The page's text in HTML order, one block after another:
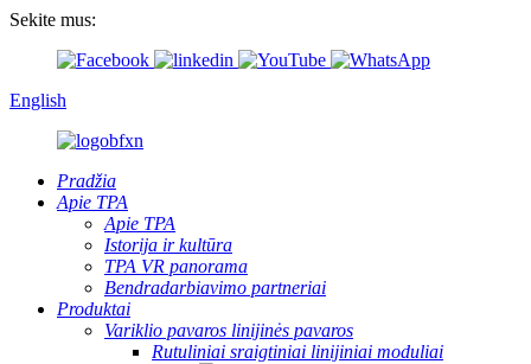
Sekite mus:
English
Pradžia
Apie TPA
Apie TPA
Istorija ir kultūra
TPA VR panorama
Bendradarbiavimo partneriai
Produktai
Variklio pavaros linijinės pavaros
Rutuliniai sraigtiniai linijiniai moduliai